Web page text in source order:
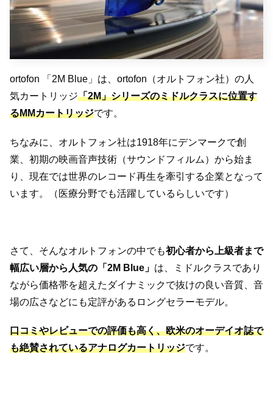
ortofon 「2M Blue」は、ortofon（オルトフォン社）の人
気カートリッジ「2M」シリーズのミドルクラスに位置す
るMMカートリッジです。
ちなみに、オルトフォン社は1918年にデンマークで創
業、初期の映画音声技術（サウンドフィルム）から始ま
り、現在では世界のレコード再生を牽引する企業となって
います。（医療分野でも活躍しているらしいです）
さて、そんなオルトフォンの中でも初心者から上級者まで
幅広い層から人気の「2M Blue」 は、ミドルクラスであり
ながら価格帯を超えたダイナミックで抜けの良い音質、音
場の広さなどにも定評があるロングセラーモデル。
口コミやレビューでの評価も高く、欧米のオーデイオ誌で
も絶賛されているアナログカートリッジです。